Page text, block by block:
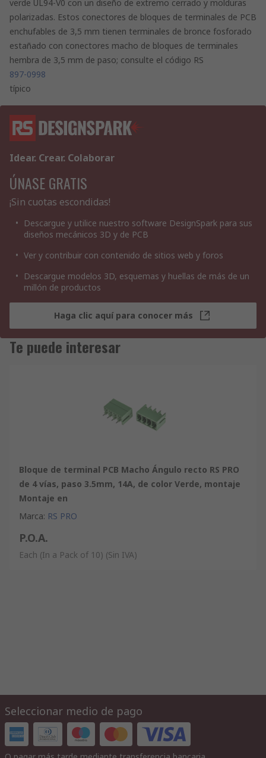
verde UL94-V0 con un diseño de extremo cerrado y molduras
polarizadas. Estos conectores de bloques de terminales de PCB
enchufables de 3,5 mm tienen terminales de bronce fosforado
estañado con conectores macho de bloques de terminales
hembra de 3,5 mm de paso; consulte el código RS
897-0998
típico
Idear. Crear. Colaborar
ÚNASE GRATIS
¡Sin cuotas escondidas!
Descargue y utilice nuestro software DesignSpark para sus
diseños mecánicos 3D y de PCB
Ver y contribuir con contenido de sitios web y foros
Descargue modelos 3D, esquemas y huellas de más de un
millón de productos
Haga clic aquí para conocer más
Te puede interesar
Bloque de terminal PCB Macho Ángulo recto RS PRO
de 4 vías, paso 3.5mm, 14A, de color Verde, montaje
Montaje en
Marca: RS PRO
P.O.A.
Each (In a Pack of 10) (Sin IVA)
Seleccionar medio de pago